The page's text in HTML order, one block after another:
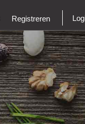
Registreren